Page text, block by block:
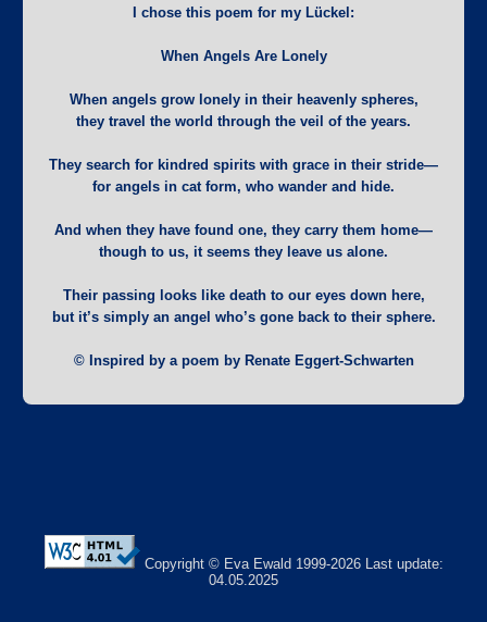
I chose this poem for my Lückel:
When Angels Are Lonely
When angels grow lonely in their heavenly spheres,
they travel the world through the veil of the years.
They search for kindred spirits with grace in their stride—
for angels in cat form, who wander and hide.
And when they have found one, they carry them home—
though to us, it seems they leave us alone.
Their passing looks like death to our eyes down here,
but it’s simply an angel who’s gone back to their sphere.
© Inspired by a poem by Renate Eggert-Schwarten
Copyright © Eva Ewald 1999-2026
Last update:
04.05.2025